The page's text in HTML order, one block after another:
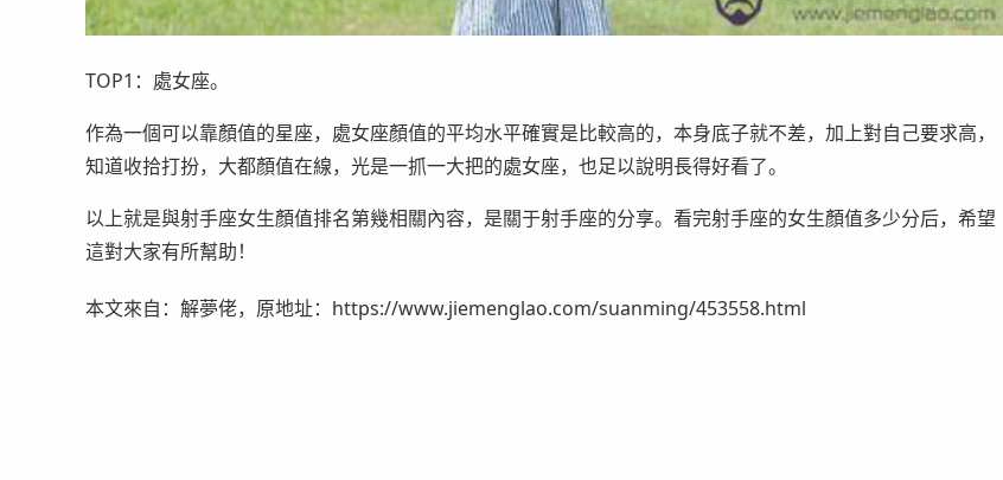
TOP1：處女座。
作為一個可以靠顏值的星座，處女座顏值的平均水平確實是比較高的，本身底子就不差，加上對自己要求高，
知道收拾打扮，大都顏值在線，光是一抓一大把的處女座，也足以說明長得好看了。
以上就是與射手座女生顏值排名第幾相關內容，是關于射手座的分享。看完射手座的女生顏值多少分后，希望
這對大家有所幫助！
本文來自：解夢佬，原地址：https://www.jiemenglao.com/suanming/453558.html